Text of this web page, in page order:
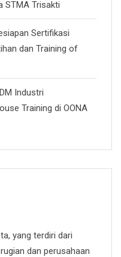
STMA Trisakti
Sertifikasi
dan Training of
Industri
Training di OONA
yang terdiri dari
dan perusahaan